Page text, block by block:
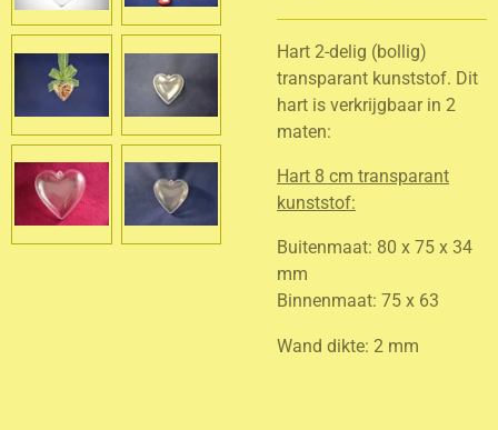
Hart 2-delig (bollig)
transparant kunststof. Dit
hart is verkrijgbaar in 2
maten:
Hart 8 cm transparant
kunststof:
Buitenmaat: 80 x 75 x 34
mm
Binnenmaat: 75 x 63
Wand dikte: 2 mm